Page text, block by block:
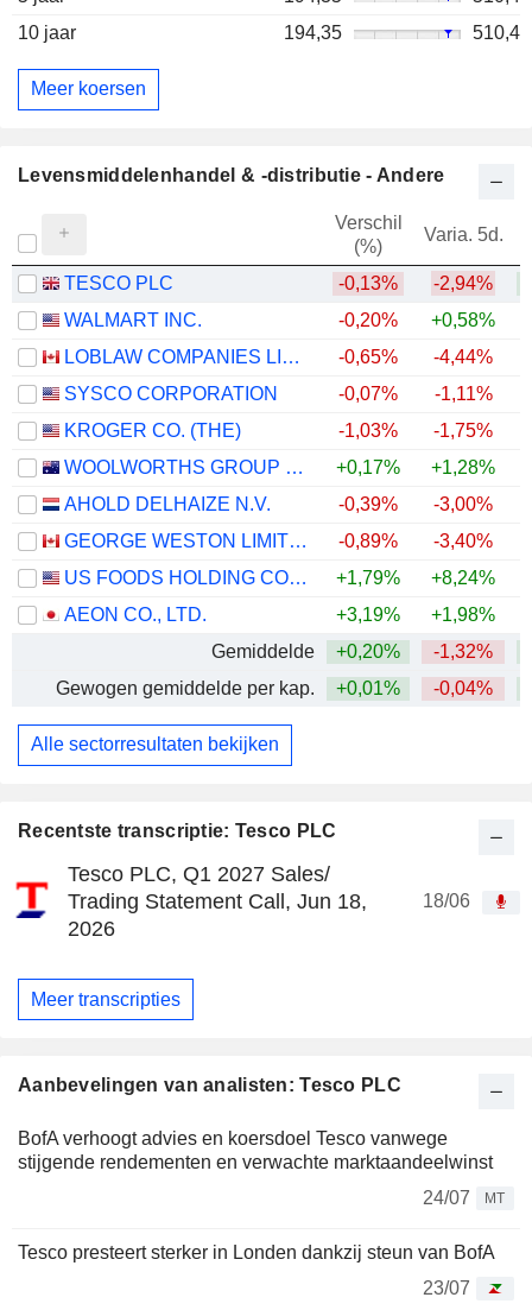
Recentste transcriptie: Tesco PLC
Tesco PLC, Q1 2027 Sales/
Trading Statement Call, Jun 18,
2026
18/06
Meer transcripties
Aanbevelingen van analisten: Tesco PLC
BofA verhoogt advies en koersdoel Tesco vanwege
stijgende rendementen en verwachte marktaandeelwinst
24/07
MT
Tesco presteert sterker in Londen dankzij steun van BofA
23/07
10 jaar
194,35 510,4
Meer koersen
Levensmiddelenhandel & -distributie - Andere
Verschil
(%)
Varia. 5d.
TESCO PLC -0,13% -2,94%
WALMART INC.
-0,20% +0,58%
LOBLAW COMPANIES LIMITED
-0,65% -4,44%
SYSCO CORPORATION
-0,07% -1,11%
KROGER CO. (THE)
-1,03% -1,75%
WOOLWORTHS GROUP LIMITED
+0,17% +1,28%
AHOLD DELHAIZE N.V.
-0,39% -3,00%
GEORGE WESTON LIMITED
-0,89% -3,40%
US FOODS HOLDING CORP.
+1,79% +8,24%
AEON CO., LTD.
+3,19% +1,98%
Gemiddelde
+0,20% -1,32%
Gewogen gemiddelde per kap.
+0,01% -0,04%
Alle sectorresultaten bekijken